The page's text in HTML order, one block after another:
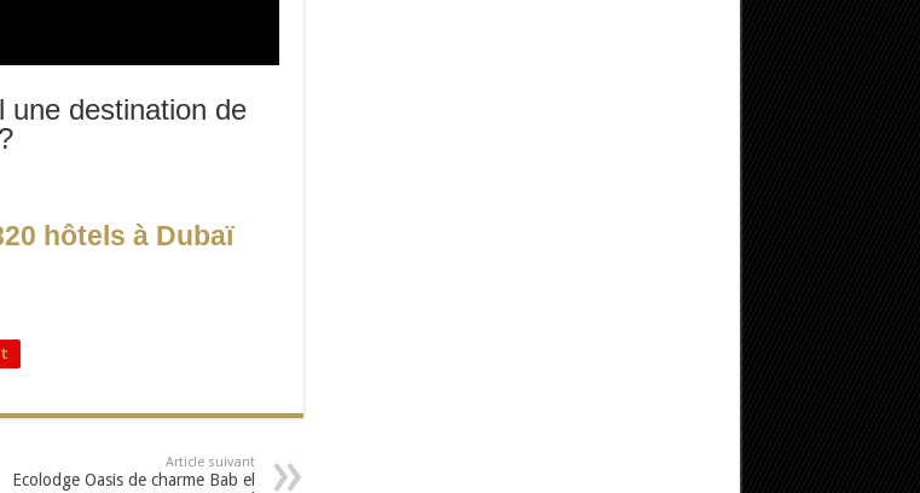
une destination de
hôtels à Dubaï
Article suivant
Ecolodge Oasis de charme Bab el